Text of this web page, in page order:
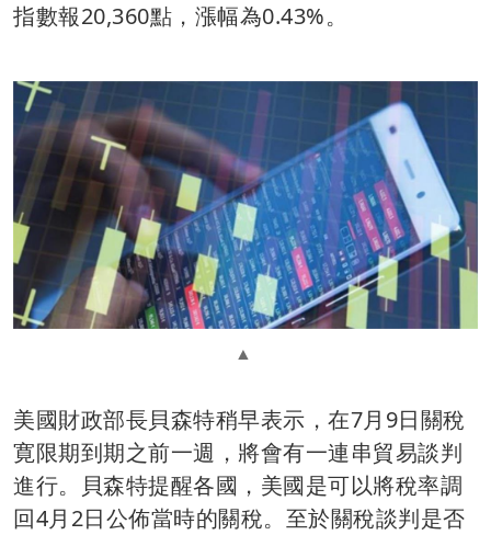
指數報20,360點，漲幅為0.43%。
美國財政部長貝森特稍早表示，在7月9日關稅
寛限期到期之前一週，將會有一連串貿易談判
進行。貝森特提醒各國，美國是可以將稅率調
回4月2日公佈當時的關稅。至於關稅談判是否